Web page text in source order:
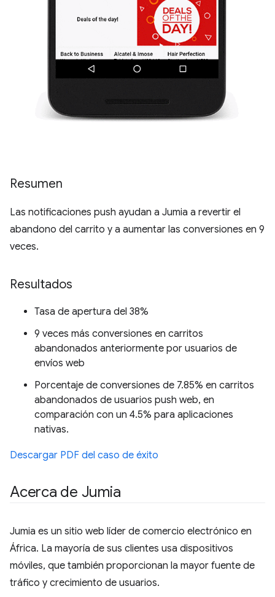
Resumen
Las notificaciones push ayudan a Jumia a revertir el
abandono del carrito y a aumentar las conversiones en 9
veces.
Resultados
Tasa de apertura del 38%
9 veces más conversiones en carritos
abandonados anteriormente por usuarios de
envíos web
Porcentaje de conversiones de 7.85% en carritos
abandonados de usuarios push web, en
comparación con un 4.5% para aplicaciones
nativas.
Descargar PDF del caso de éxito
Acerca de Jumia
Jumia es un sitio web líder de comercio electrónico en
África. La mayoría de sus clientes usa dispositivos
móviles, que también proporcionan la mayor fuente de
tráfico y crecimiento de usuarios.